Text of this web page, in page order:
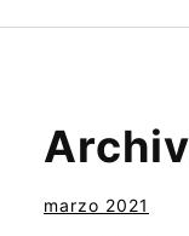
marzo 2021